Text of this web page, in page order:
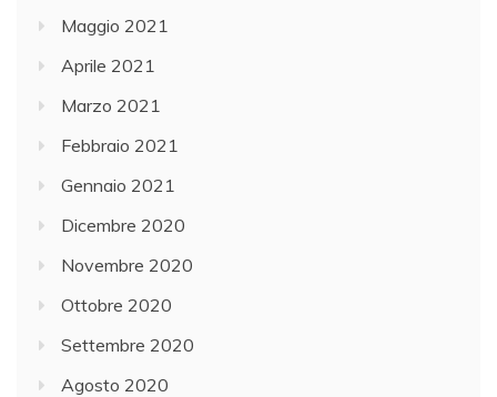
Maggio 2021
Aprile 2021
Marzo 2021
Febbraio 2021
Gennaio 2021
Dicembre 2020
Novembre 2020
Ottobre 2020
Settembre 2020
Agosto 2020